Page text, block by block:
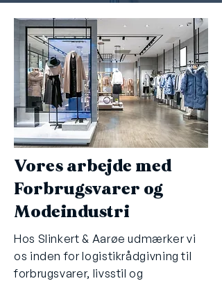
Vores arbejde med
Forbrugsvarer og
Modeindustri
Hos Slinkert & Aarøe udmærker vi
os inden for logistikrådgivning til
forbrugsvarer, livsstil og